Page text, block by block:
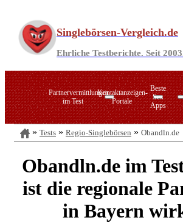
springen
Singlebörsen-Vergleich.de
Ehrliche Testberichte. Seit
Partnervermittlungen
im Test
ElitePartner
LemonSwan
Kontaktanzeigen-
Portale
Zweisam.de
Datingcafe.de
Beste
Sex
Apps
Tests Regio-Singlebörsen Obandln.de
Obandln.de im
ist die regionale
in Bayern